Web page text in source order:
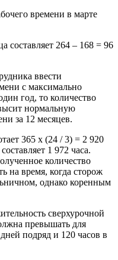
времени в марте
составляет 264 – 168 = 96
ввести
с максимально
год, то количество
нормальную
за 12 месяцев.
365 х (24 / 3) = 2 920
1 972 часа.
количество
на время, когда сторож
однако коренным
сверхурочной
превышать для
подряд и 120 часов в